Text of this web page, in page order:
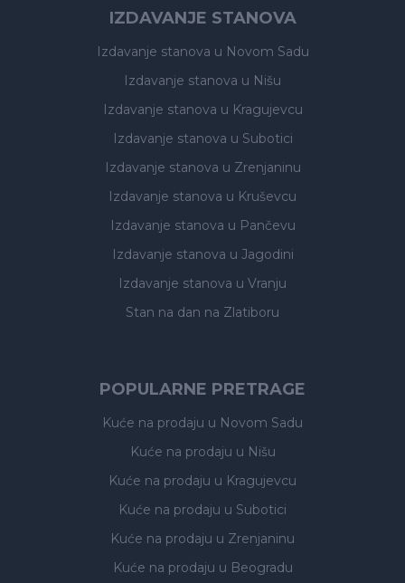
IZDAVANJE STANOVA
Izdavanje stanova u Novom Sadu
Izdavanje stanova u Nišu
Izdavanje stanova u Kragujevcu
Izdavanje stanova u Subotici
Izdavanje stanova u Zrenjaninu
Izdavanje stanova u Kruševcu
Izdavanje stanova u Pančevu
Izdavanje stanova u Jagodini
Izdavanje stanova u Vranju
Stan na dan na Zlatiboru
POPULARNE PRETRAGE
Kuće na prodaju u Novom Sadu
Kuće na prodaju u Nišu
Kuće na prodaju u Kragujevcu
Kuće na prodaju u Subotici
Kuće na prodaju u Zrenjaninu
Kuće na prodaju u Beogradu